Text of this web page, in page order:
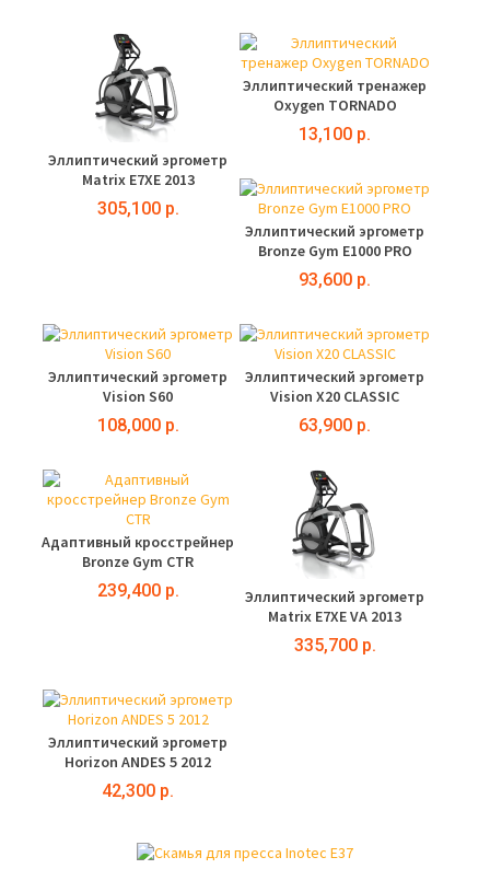
Эллиптический эргометр
Matrix E7XE 2013
305,100 р.
Эллиптический тренажер
Oxygen TORNADO
13,100 р.
Эллиптический эргометр
Bronze Gym E1000 PRO
93,600 р.
Эллиптический эргометр
Vision S60
108,000 р.
Эллиптический эргометр
Vision X20 CLASSIC
63,900 р.
Адаптивный кросстрейнер
Bronze Gym CTR
239,400 р.
Эллиптический эргометр
Matrix E7XE VA 2013
335,700 р.
Эллиптический эргометр
Horizon ANDES 5 2012
42,300 р.